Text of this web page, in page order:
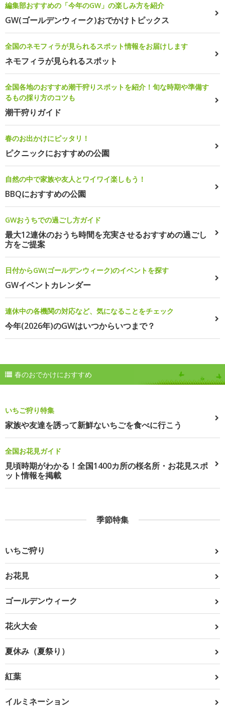
編集部おすすめの「今年のGW」の楽しみ方を紹介
GW(ゴールデンウィーク)おでかけトピックス
全国のネモフィラが見られるスポット情報をお届けします
ネモフィラが見られるスポット
全国各地のおすすめ潮干狩りスポットを紹介！旬な時期や準備す
るもの採り方のコツも
潮干狩りガイド
春のお出かけにピッタリ！
ピクニックにおすすめの公園
自然の中で家族や友人とワイワイ楽しもう！
BBQにおすすめの公園
GWおうちでの過ごし方ガイド
最大12連休のおうち時間を充実させるおすすめの過ごし
方をご提案
日付からGW(ゴールデンウィーク)のイベントを探す
GWイベントカレンダー
連休中の各機関の対応など、気になることをチェック
今年(2026年)のGWはいつからいつまで？
春のおでかけにおすすめ
いちご狩り特集
家族や友達を誘って新鮮ないちごを食べに行こう
全国お花見ガイド
見頃時期がわかる！全国1400カ所の桜名所・お花見スポ
ット情報を掲載
季節特集
いちご狩り
お花見
ゴールデンウィーク
花火大会
夏休み（夏祭り）
紅葉
イルミネーション